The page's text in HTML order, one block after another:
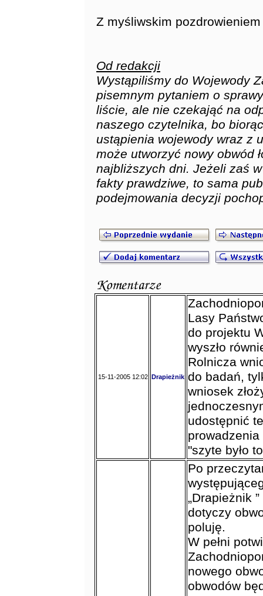
Z myśliwskim
Od redakcji
Wystąpiliśmy do Wojewody
pisemnym pytaniem o
liście, ale nie czekająć na
naszego czytelnika, bo
ustąpienia wojewody wraz z
może utworzyć nowy obwód
najbliższych dni. Jeżeli zaś
fakty prawdziwe, to sama
podejmowania decyzji
15-11-2005 12:02 Drapieżnik
Lasy
do projektu
wyszło
Rolnicza
do badań,
wniosek
udostępnić
"szyte było
Po
„Drapieżnik
dotyczy
poluję.
W pełni
nowego
obwodów